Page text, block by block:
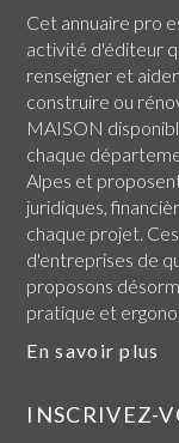
Cet annuaire pro
activité d'éditeur
renseigner et
construire ou
MAISON
chaque
Alpes et
juridiques,
chaque projet.
d'entreprises de
proposons
pratique et
En savoir plus
INSCRIVEZ-